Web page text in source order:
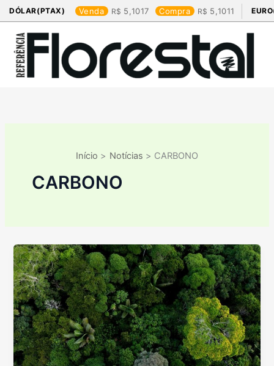
DÓLAR(PTAX) Venda 5,1017 Compra 5,1011
para
conteúdo
Início Notícias CARBONO
CARBONO